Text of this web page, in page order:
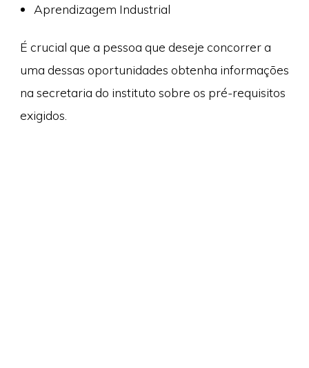
Aprendizagem Industrial
É crucial que a pessoa que deseje concorrer a
uma dessas oportunidades obtenha informações
na secretaria do instituto sobre os pré-requisitos
exigidos.